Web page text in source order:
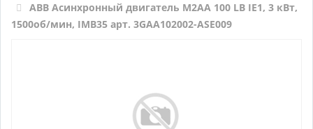
ABB Асинхронный двигатель M2AA 100 LB IE1, 3 кВт,
1500об/мин, IMB35 арт. 3GAA102002-ASE009